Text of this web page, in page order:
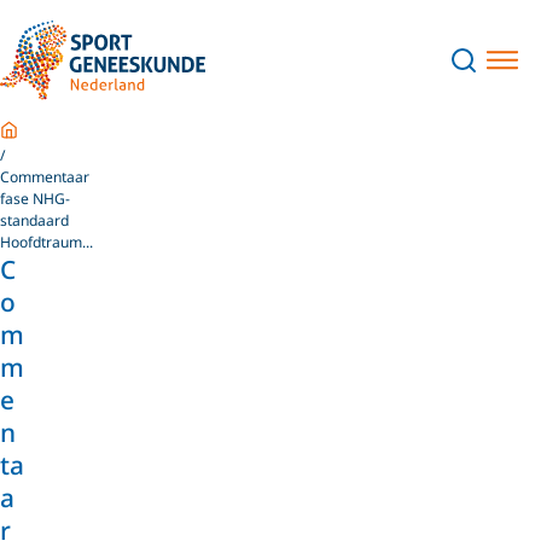
Home
Commentaar
fase NHG-
standaard
Hoofdtraum...
C
o
m
m
e
n
ta
a
r